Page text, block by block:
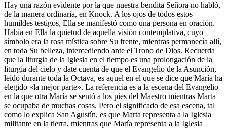
Hay una razón evidente por la que nuestra bendita Señora no habló,
de la manera ordinaria, en Knock. A los ojos de todos estos
humildes testigos, Ella se manifestó como una persona en oración.
Había en Ella la quietud de aquella visión contemplativa, cuyo
símbolo era la rosa mística sobre Su frente, mientras permanecía allí,
en toda Su belleza, intercediendo ante el Trono de Dios. Recuerda
que la liturgia de la Iglesia en el tiempo es una prolongación de la
liturgia del cielo y date cuenta de que el Evangelio de la Asunción,
leído durante toda la Octava, es aquel en el que se dice que María ha
elegido «la mejor parte». La referencia es a la escena del Evangelio
en la que otra María se sentó a los pies del Maestro mientras Marta
se ocupaba de muchas cosas. Pero el significado de esa escena, tal
como lo explica San Agustín, es que Marta representa a la Iglesia
militante en la tierra, mientras que María representa a la Iglesia